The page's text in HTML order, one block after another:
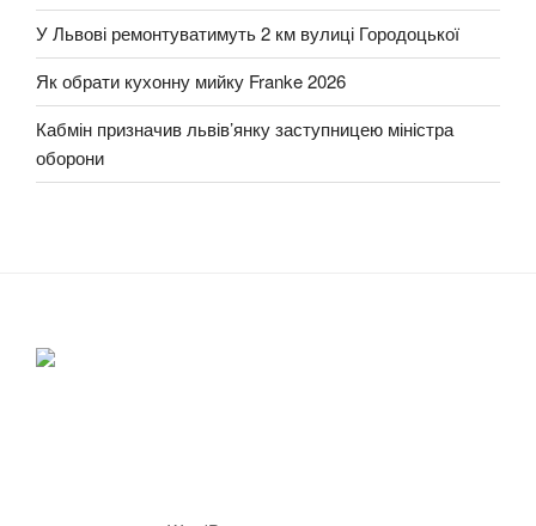
У Львові ремонтуватимуть 2 км вулиці Городоцької
Як обрати кухонну мийку Franke 2026
Кабмін призначив львів’янку заступницею міністра
оборони